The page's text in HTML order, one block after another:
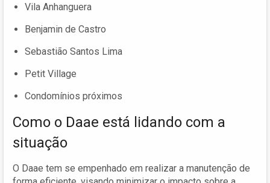
Vila Anhanguera
Benjamin de Castro
Sebastião Santos Lima
Petit Village
Condomínios próximos
Como o Daae está lidando com a
situação
O Daae tem se empenhado em realizar a manutenção de